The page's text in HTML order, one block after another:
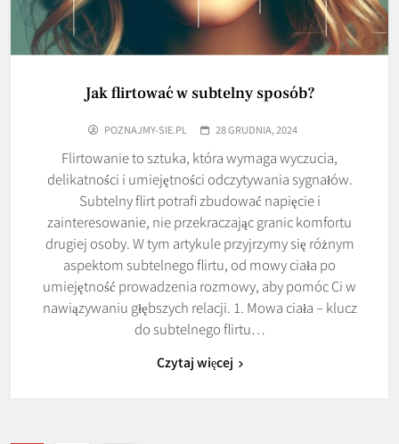
Jak flirtować w subtelny sposób?
POZNAJMY-SIE.PL 28 GRUDNIA, 2024
Flirtowanie to sztuka, która wymaga wyczucia,
delikatności i umiejętności odczytywania sygnałów.
Subtelny flirt potrafi zbudować napięcie i
zainteresowanie, nie przekraczając granic komfortu
drugiej osoby. W tym artykule przyjrzymy się różnym
aspektom subtelnego flirtu, od mowy ciała po
umiejętność prowadzenia rozmowy, aby pomóc Ci w
nawiązywaniu głębszych relacji. 1. Mowa ciała – klucz
do subtelnego flirtu…
Czytaj więcej